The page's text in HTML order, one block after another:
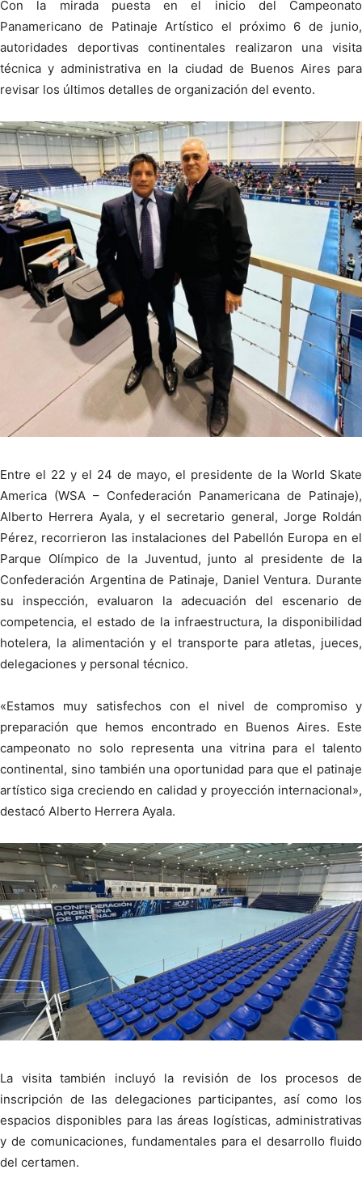
Con la mirada puesta en el inicio del Campeonato
Panamericano de Patinaje Artístico el próximo 6 de junio,
autoridades deportivas continentales realizaron una visita
técnica y administrativa en la ciudad de Buenos Aires para
revisar los últimos detalles de organización del evento.
Entre el 22 y el 24 de mayo, el presidente de la World Skate
America (WSA – Confederación Panamericana de Patinaje),
Alberto Herrera Ayala, y el secretario general, Jorge Roldán
Pérez, recorrieron las instalaciones del Pabellón Europa en el
Parque Olímpico de la Juventud, junto al presidente de la
Confederación Argentina de Patinaje, Daniel Ventura. Durante
su inspección, evaluaron la adecuación del escenario de
competencia, el estado de la infraestructura, la disponibilidad
hotelera, la alimentación y el transporte para atletas, jueces,
delegaciones y personal técnico.
«Estamos muy satisfechos con el nivel de compromiso y
preparación que hemos encontrado en Buenos Aires. Este
campeonato no solo representa una vitrina para el talento
continental, sino también una oportunidad para que el patinaje
artístico siga creciendo en calidad y proyección internacional»,
destacó Alberto Herrera Ayala.
La visita también incluyó la revisión de los procesos de
inscripción de las delegaciones participantes, así como los
espacios disponibles para las áreas logísticas, administrativas
y de comunicaciones, fundamentales para el desarrollo fluido
del certamen.